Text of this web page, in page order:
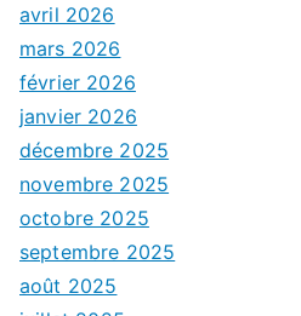
avril 2026
mars 2026
février 2026
janvier 2026
décembre 2025
novembre 2025
octobre 2025
septembre 2025
août 2025